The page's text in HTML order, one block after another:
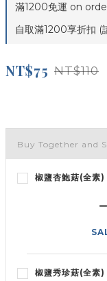
滿1200免運 on
自取滿1200享折扣
NT$75 NT$110
Buy Together and
椒鹽杏鮑菇(全素)
椒鹽秀珍菇(全素)